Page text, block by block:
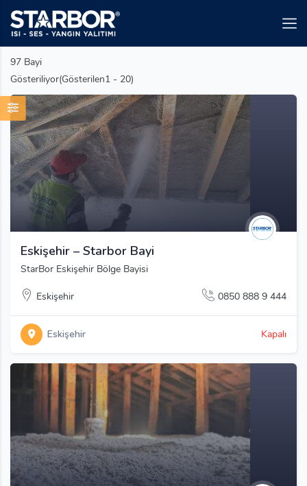
97 Bayi
Gösteriliyor(Gösterilen1 - 20)
Eskişehir – Starbor Bayi
StarBor Eskişehir Bölge Bayisi
Eskişehir 0850 888 9 444
Eskişehir Kapalı